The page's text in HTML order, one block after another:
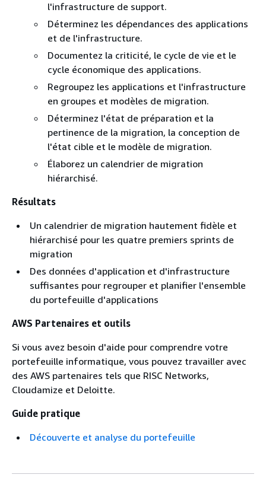
l'infrastructure de support.
Déterminez les dépendances des applications
et de l'infrastructure.
Documentez la criticité, le cycle de vie et le
cycle économique des applications.
Regroupez les applications et l'infrastructure
en groupes et modèles de migration.
Déterminez l'état de préparation et la
pertinence de la migration, la conception de
l'état cible et le modèle de migration.
Élaborez un calendrier de migration
hiérarchisé.
Résultats
Un calendrier de migration hautement fidèle et
hiérarchisé pour les quatre premiers sprints de
migration
Des données d'application et d'infrastructure
suffisantes pour regrouper et planifier l'ensemble
du portefeuille d'applications
AWS Partenaires et outils
Si vous avez besoin d'aide pour comprendre votre
portefeuille informatique, vous pouvez travailler avec
des AWS partenaires tels que RISC Networks,
Cloudamize et Deloitte.
Guide pratique
Découverte et analyse du portefeuille